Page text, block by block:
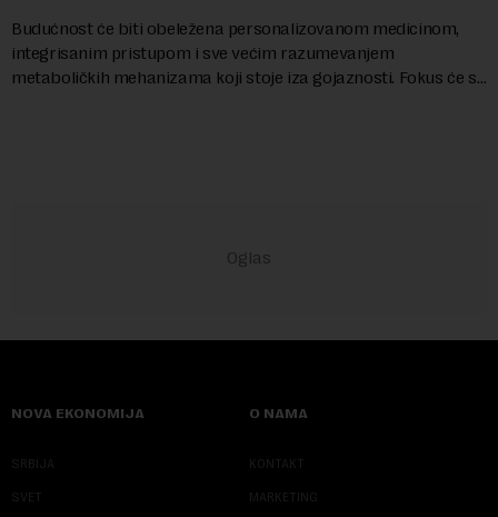
Budućnost će biti obeležena personalizovanom medicinom,
integrisanim pristupom i sve većim razumevanjem
metaboličkih mehanizama koji stoje iza gojaznosti. Fokus će se
NOVA EKONOMIJA
SRBIJA
SVET
O NAMA
KONTAKT
MARKETING